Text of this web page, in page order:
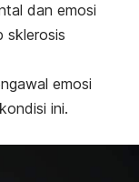
dan emosi
sklerosis
emosi
ini.